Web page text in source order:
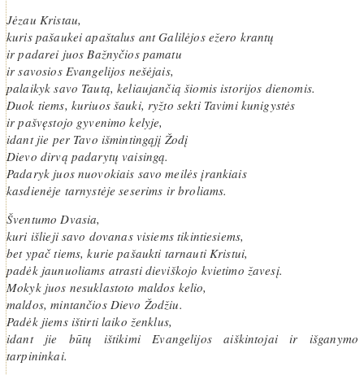
Jėzau Kristau,
kuris pašaukei apaštalus ant Galilėjos ežero krantų
ir padarei juos Bažnyčios pamatu
ir savosios Evangelijos nešėjais,
palaikyk savo Tautą, keliaujančią šiomis istorijos dienomis.
Duok tiems, kuriuos šauki, ryžto sekti Tavimi kunigystės
ir pašvęstojo gyvenimo kelyje,
idant jie per Tavo išmintingąjį Žodį
Dievo dirvą padarytų vaisingą.
Padaryk juos nuovokiais savo meilės įrankiais
kasdienėje tarnystėje seserims ir broliams.
Šventumo Dvasia,
kuri išlieji savo dovanas visiems tikintiesiems,
bet ypač tiems, kurie pašaukti tarnauti Kristui,
padėk jaunuoliams atrasti dieviškojo kvietimo žavesį.
Mokyk juos nesuklastoto maldos kelio,
maldos, mintančios Dievo Žodžiu.
Padėk jiems ištirti laiko ženklus,
idant jie būtų ištikimi Evangelijos aiškintojai ir išganymo
tarpininkai.